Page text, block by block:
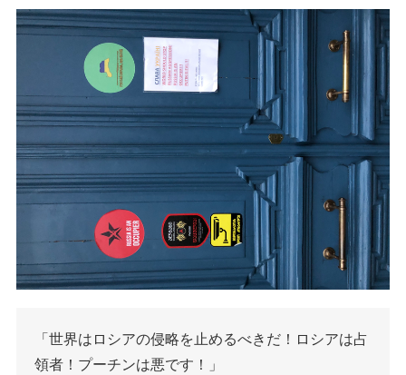
「世界はロシアの侵略を止めるべきだ！ロシアは占
領者！プーチンは悪です！」